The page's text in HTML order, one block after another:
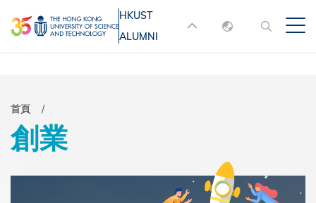
至
主
MORE ABOUT HKUST
UNIVERSITY NEWS
ACADEMIC
MAP & DIRECTIONS
ABOUT HKUST
HKUST
ALUMNI
English
導
航
連
首頁
創業